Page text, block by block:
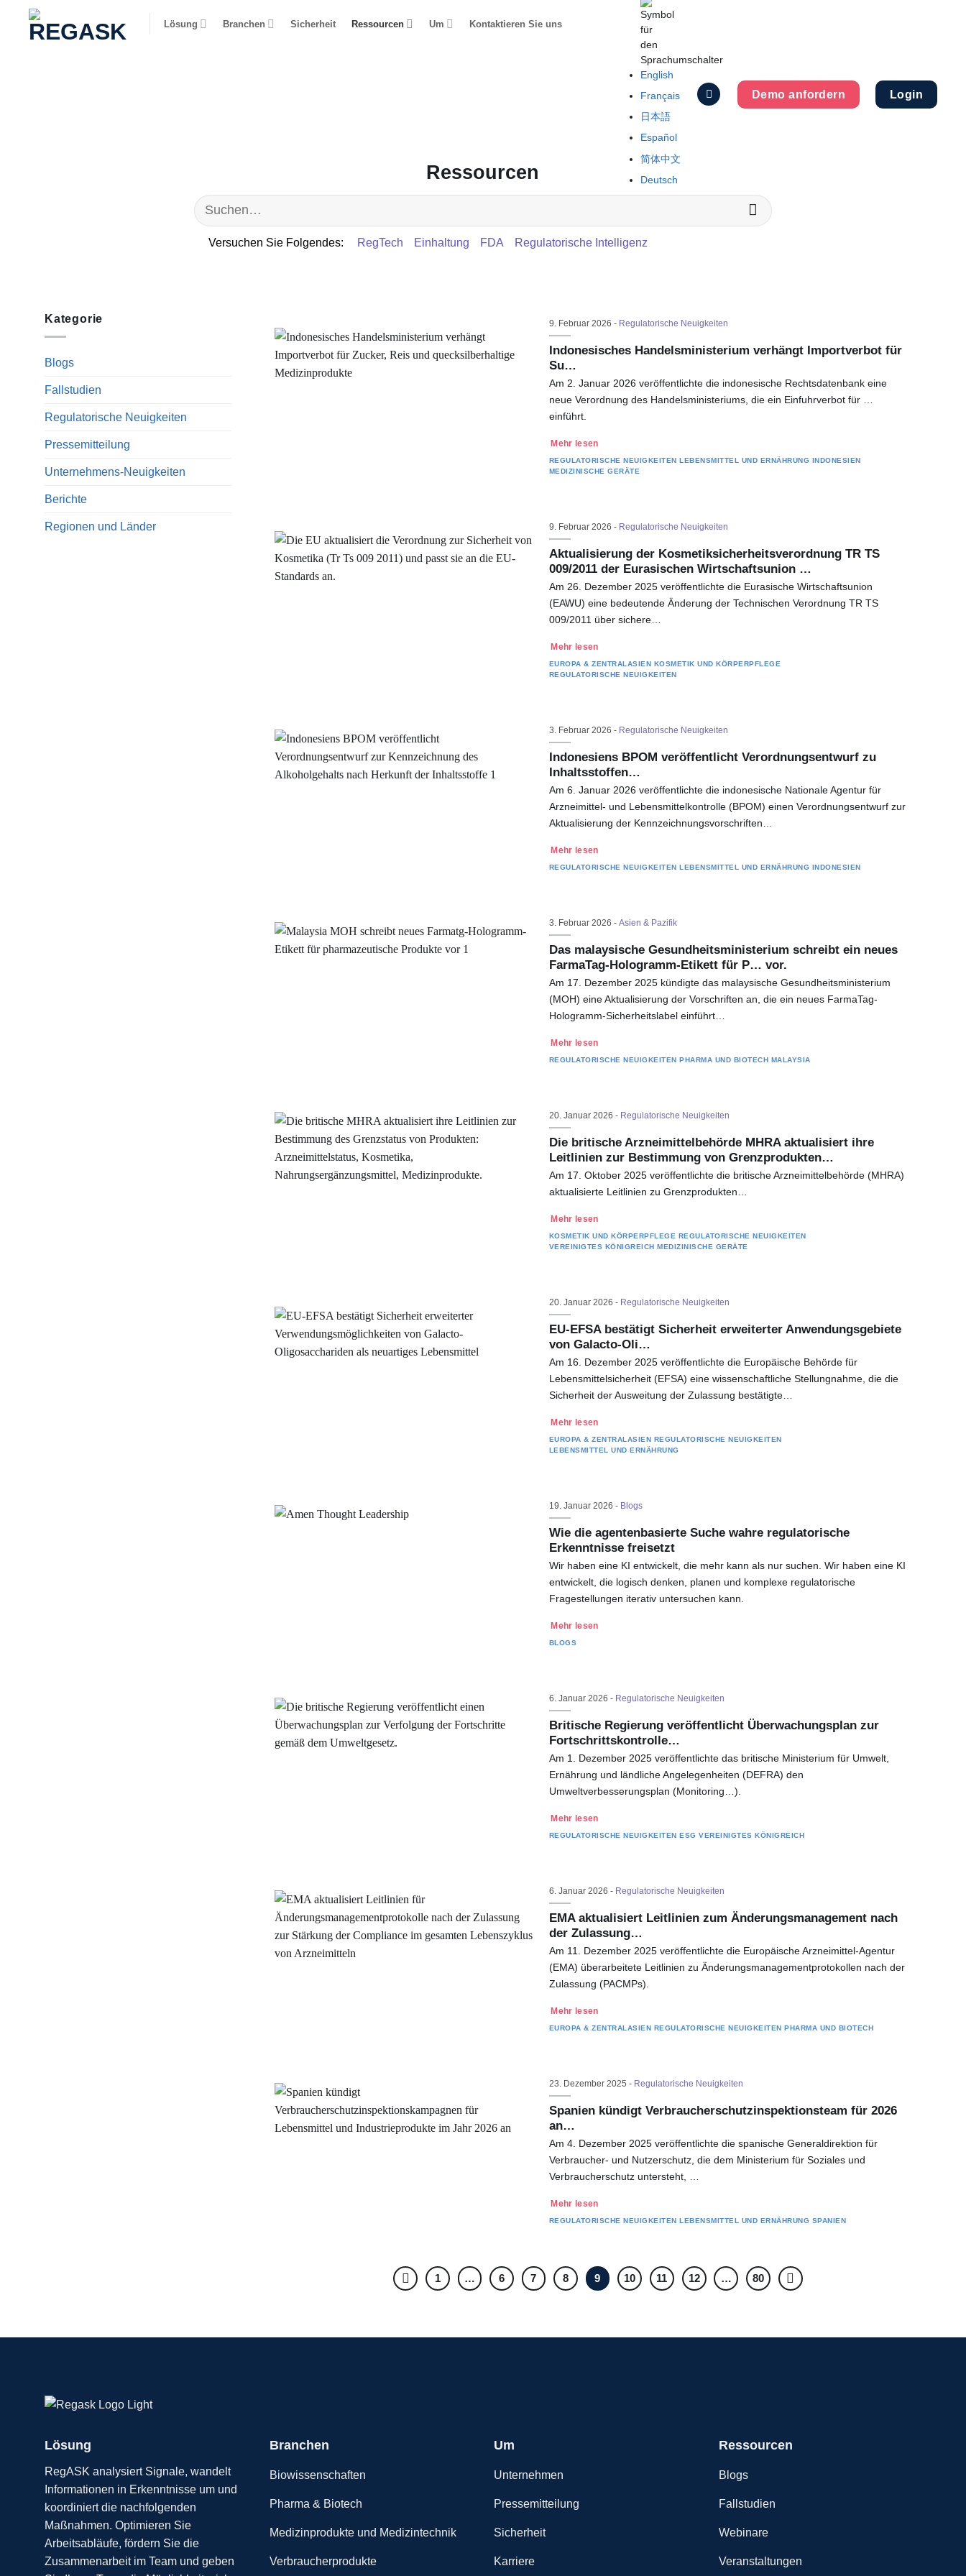
Lösung Branchen Sicherheit Ressourcen Um Kontaktieren Sie uns
English
Français
日本語
Español
简体中文
Deutsch
Demo anfordern Login
Ressourcen
Versuchen Sie Folgendes: RegTech Einhaltung FDA Regulatorische Intelligenz
Kategorie
Blogs
Fallstudien
Regulatorische Neuigkeiten
Pressemitteilung
Unternehmens-Neuigkeiten
Berichte
Regionen und Länder
9. Februar 2026 - Regulatorische Neuigkeiten
Indonesisches Handelsministerium verhängt Importverbot für
Su…
Am 2. Januar 2026 veröffentlichte die indonesische Rechtsdatenbank eine
neue Verordnung des Handelsministeriums, die ein Einfuhrverbot für …
einführt.
Mehr lesen
REGULATORISCHE NEUIGKEITEN LEBENSMITTEL UND ERNÄHRUNG INDONESIEN
MEDIZINISCHE GERÄTE
9. Februar 2026 - Regulatorische Neuigkeiten
Aktualisierung der Kosmetiksicherheitsverordnung TR TS
009/2011 der Eurasischen Wirtschaftsunion …
Am 26. Dezember 2025 veröffentlichte die Eurasische Wirtschaftsunion
(EAWU) eine bedeutende Änderung der Technischen Verordnung TR TS
009/2011 über sichere…
Mehr lesen
EUROPA & ZENTRALASIEN KOSMETIK UND KÖRPERPFLEGE
REGULATORISCHE NEUIGKEITEN
3. Februar 2026 - Regulatorische Neuigkeiten
Indonesiens BPOM veröffentlicht Verordnungsentwurf zu
Inhaltsstoffen…
Am 6. Januar 2026 veröffentlichte die indonesische Nationale Agentur für
Arzneimittel- und Lebensmittelkontrolle (BPOM) einen Verordnungsentwurf zur
Aktualisierung der Kennzeichnungsvorschriften…
Mehr lesen
REGULATORISCHE NEUIGKEITEN LEBENSMITTEL UND ERNÄHRUNG INDONESIEN
3. Februar 2026 - Asien & Pazifik
Das malaysische Gesundheitsministerium schreibt ein neues
FarmaTag-Hologramm-Etikett für P… vor.
Am 17. Dezember 2025 kündigte das malaysische Gesundheitsministerium
(MOH) eine Aktualisierung der Vorschriften an, die ein neues FarmaTag-
Hologramm-Sicherheitslabel einführt…
Mehr lesen
REGULATORISCHE NEUIGKEITEN PHARMA UND BIOTECH MALAYSIA
20. Januar 2026 - Regulatorische Neuigkeiten
Die britische Arzneimittelbehörde MHRA aktualisiert ihre
Leitlinien zur Bestimmung von Grenzprodukten…
Am 17. Oktober 2025 veröffentlichte die britische Arzneimittelbehörde (MHRA)
aktualisierte Leitlinien zu Grenzprodukten…
Mehr lesen
KOSMETIK UND KÖRPERPFLEGE REGULATORISCHE NEUIGKEITEN
VEREINIGTES KÖNIGREICH MEDIZINISCHE GERÄTE
20. Januar 2026 - Regulatorische Neuigkeiten
EU-EFSA bestätigt Sicherheit erweiterter Anwendungsgebiete
von Galacto-Oli…
Am 16. Dezember 2025 veröffentlichte die Europäische Behörde für
Lebensmittelsicherheit (EFSA) eine wissenschaftliche Stellungnahme, die die
Sicherheit der Ausweitung der Zulassung bestätigte…
Mehr lesen
EUROPA & ZENTRALASIEN REGULATORISCHE NEUIGKEITEN
LEBENSMITTEL UND ERNÄHRUNG
19. Januar 2026 - Blogs
Wie die agentenbasierte Suche wahre regulatorische
Erkenntnisse freisetzt
Wir haben eine KI entwickelt, die mehr kann als nur suchen. Wir haben eine KI
entwickelt, die logisch denken, planen und komplexe regulatorische
Fragestellungen iterativ untersuchen kann.
Mehr lesen
BLOGS
6. Januar 2026 - Regulatorische Neuigkeiten
Britische Regierung veröffentlicht Überwachungsplan zur
Fortschrittskontrolle…
Am 1. Dezember 2025 veröffentlichte das britische Ministerium für Umwelt,
Ernährung und ländliche Angelegenheiten (DEFRA) den
Umweltverbesserungsplan (Monitoring…).
Mehr lesen
REGULATORISCHE NEUIGKEITEN ESG VEREINIGTES KÖNIGREICH
6. Januar 2026 - Regulatorische Neuigkeiten
EMA aktualisiert Leitlinien zum Änderungsmanagement nach
der Zulassung…
Am 11. Dezember 2025 veröffentlichte die Europäische Arzneimittel-Agentur
(EMA) überarbeitete Leitlinien zu Änderungsmanagementprotokollen nach der
Zulassung (PACMPs).
Mehr lesen
EUROPA & ZENTRALASIEN REGULATORISCHE NEUIGKEITEN PHARMA UND BIOTECH
23. Dezember 2025 - Regulatorische Neuigkeiten
Spanien kündigt Verbraucherschutzinspektionsteam für 2026
an…
Am 4. Dezember 2025 veröffentlichte die spanische Generaldirektion für
Verbraucher- und Nutzerschutz, die dem Ministerium für Soziales und
Verbraucherschutz untersteht, …
Mehr lesen
REGULATORISCHE NEUIGKEITEN LEBENSMITTEL UND ERNÄHRUNG SPANIEN
1 … 6 7 8 9 10 11 12 … 80
Lösung
RegASK analysiert Signale, wandelt
Informationen in Erkenntnisse um und
koordiniert die nachfolgenden
Maßnahmen. Optimieren Sie
Arbeitsabläufe, fördern Sie die
Zusammenarbeit im Team und geben
Branchen
Biowissenschaften
Pharma & Biotech
Medizinprodukte und Medizintechnik
Verbraucherprodukte
Um
Unternehmen
Pressemitteilung
Sicherheit
Karriere
Ressourcen
Blogs
Fallstudien
Webinare
Veranstaltungen